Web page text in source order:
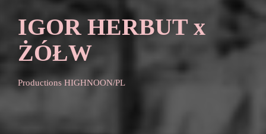
IGOR HERBUT x
ŻÓŁW
Productions HIGHNOON/PL